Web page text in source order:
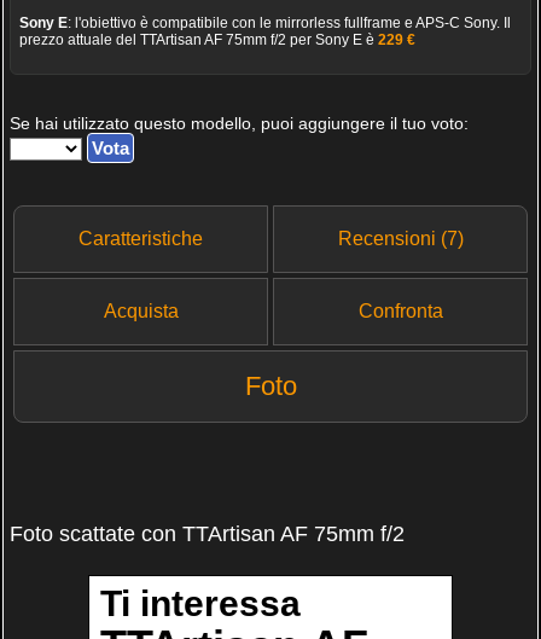
Sony E: l'obiettivo è compatibile con le mirrorless fullframe e APS-C Sony. Il
prezzo attuale del TTArtisan AF 75mm f/2 per Sony E è 229 €
Se hai utilizzato questo modello, puoi aggiungere il tuo voto:
Caratteristiche Recensioni (7)
Acquista Confronta
Foto
Foto scattate con TTArtisan AF 75mm f/2